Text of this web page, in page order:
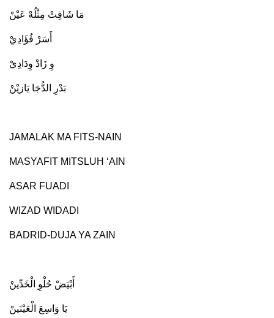
مَا شَافِتْ مِثْلُهْ عَيْنْ
أَسَرْ فُؤَادِيْ
وِ زَادْ وِدَادِيْ
بَدْرِ الدُّجَا يَازيْنْ
JAMALAK MA FITS-NAIN
MASYAFIT MITSLUH ‘AIN
ASAR FUADI
WIZAD WIDADI
BADRID-DUJA YA ZAIN
أَبْيَضْ حُلْوِ الْخَدِّينْ
يَا وَاسِعَ الْعَيْنَينْ